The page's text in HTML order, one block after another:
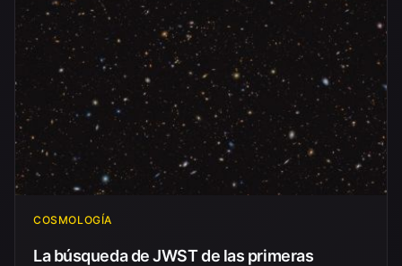
COSMOLOGÍA
La búsqueda de JWST de las primeras